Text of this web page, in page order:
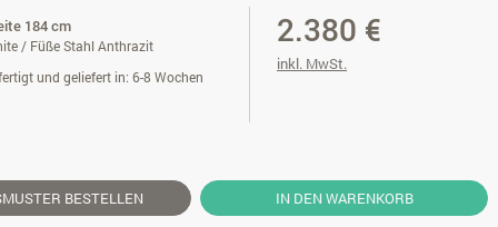
184 cm
/ Füße Stahl Anthrazit
und geliefert in: 6-8 Wochen
2.380 €
inkl. MwSt.
BESTELLEN IN DEN WARENKORB